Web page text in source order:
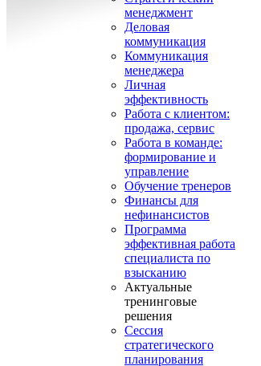
менеджмент
Деловая
коммуникация
Коммуникация
менеджера
Личная
эффективность
Работа с клиентом:
продажа, сервис
Работа в команде:
формирование и
управление
Обучение тренеров
Финансы для
нефинансистов
Программа
эффективная работа
специалиста по
взысканию
Актуальные
тренинговые
решения
Сессия
стратегического
планирования